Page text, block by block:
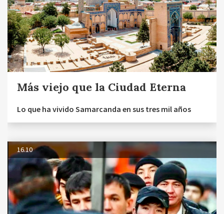
Más viejo que la Ciudad Eterna
Lo que ha vivido Samarcanda en sus tres mil años
16.10